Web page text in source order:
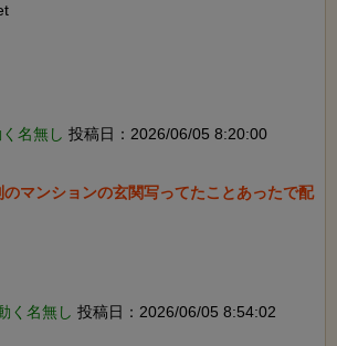
名無し 投稿日：2026/06/05 8:20:00
マンションの玄関写ってたことあったで配
く名無し 投稿日：2026/06/05 8:54:02